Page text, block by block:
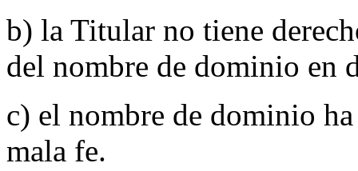
b) la Titular no tiene
del nombre de dominio en
c) el nombre de dominio
mala fe.